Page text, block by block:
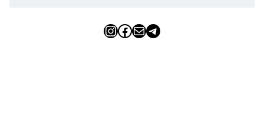
InstagramFacebook Email Telegram